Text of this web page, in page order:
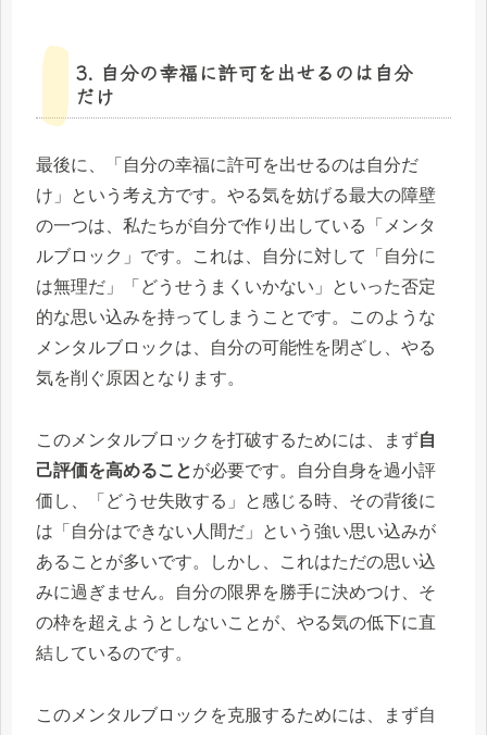
3. 自分の幸福に許可を出せるのは自分
だけ
最後に、「自分の幸福に許可を出せるのは自分だ
け」という考え方です。やる気を妨げる最大の障壁
の一つは、私たちが自分で作り出している「メンタ
ルブロック」です。これは、自分に対して「自分に
は無理だ」「どうせうまくいかない」といった否定
的な思い込みを持ってしまうことです。このような
メンタルブロックは、自分の可能性を閉ざし、やる
気を削ぐ原因となります。
このメンタルブロックを打破するためには、まず自
己評価を高めることが必要です。自分自身を過小評
価し、「どうせ失敗する」と感じる時、その背後に
は「自分はできない人間だ」という強い思い込みが
あることが多いです。しかし、これはただの思い込
みに過ぎません。自分の限界を勝手に決めつけ、そ
の枠を超えようとしないことが、やる気の低下に直
結しているのです。
このメンタルブロックを克服するためには、まず自